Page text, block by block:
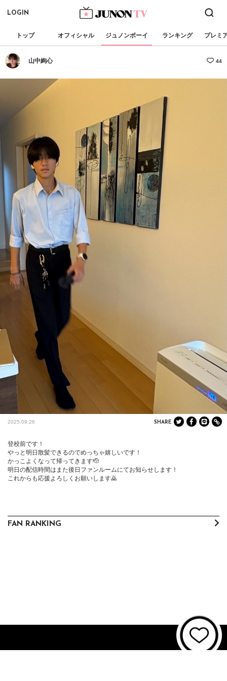
LOGIN
トップ オフィシャル ジュノンボーイ ランキング プレミ
山中絢心 44
2025.09.26 SHARE
登校前です！
やっと明日散髪できるのでめっちゃ嬉しいです！
かっこよくなって帰ってきます🫡
明日の配信時間はまた後日ファンルームにてお知らせします！
これからも応援よろしくお願いします🙇
FAN RANKING
個人情報保護方針